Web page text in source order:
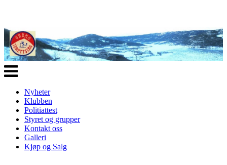
Veksle
navigasjon
Nyheter
Klubben
Politiattest
Styret og grupper
Kontakt oss
Galleri
Kjøp og Salg